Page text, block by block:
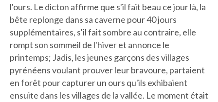
l'ours. Le dicton affirme que s'il fait beau ce jour là, la
bête replonge dans sa caverne pour 40 jours
supplémentaires, s'il fait sombre au contraire, elle
rompt son sommeil de l'hiver et annonce le
printemps; Jadis, les jeunes garçons des villages
pyrénéens voulant prouver leur bravoure, partaient
en forêt pour capturer un ours qu'ils exhibaient
ensuite dans les villages de la vallée. Le moment était